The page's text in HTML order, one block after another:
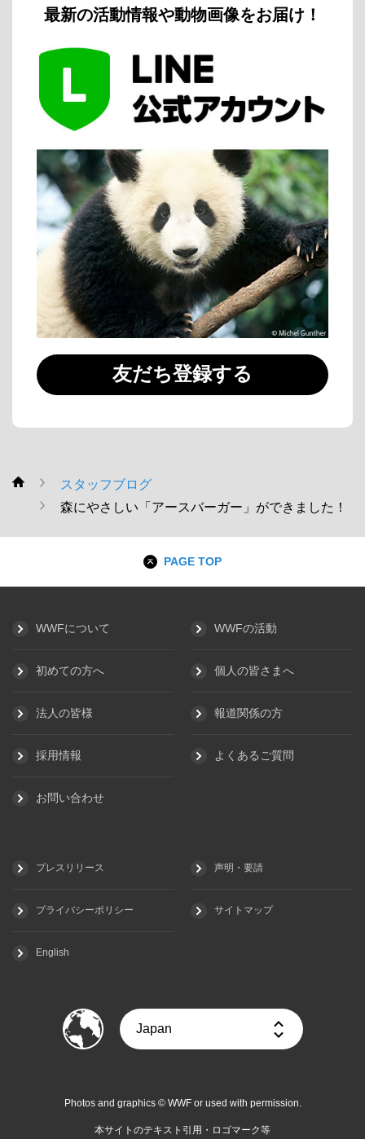
最新の活動情報や動物画像をお届け！
友だち登録する
WWF
スタッフブログ
森にやさしい「アースバーガー」ができました！
PAGE TOP
WWFについて WWFの活動
初めての方へ 個人の皆さまへ
法人の皆様 報道関係の方
採用情報 よくあるご質問
お問い合わせ
プレスリリース 声明・要請
プライバシーポリシー サイトマップ
English
Photos and graphics © WWF or used with permission.
本サイトのテキスト引用・ロゴマーク等